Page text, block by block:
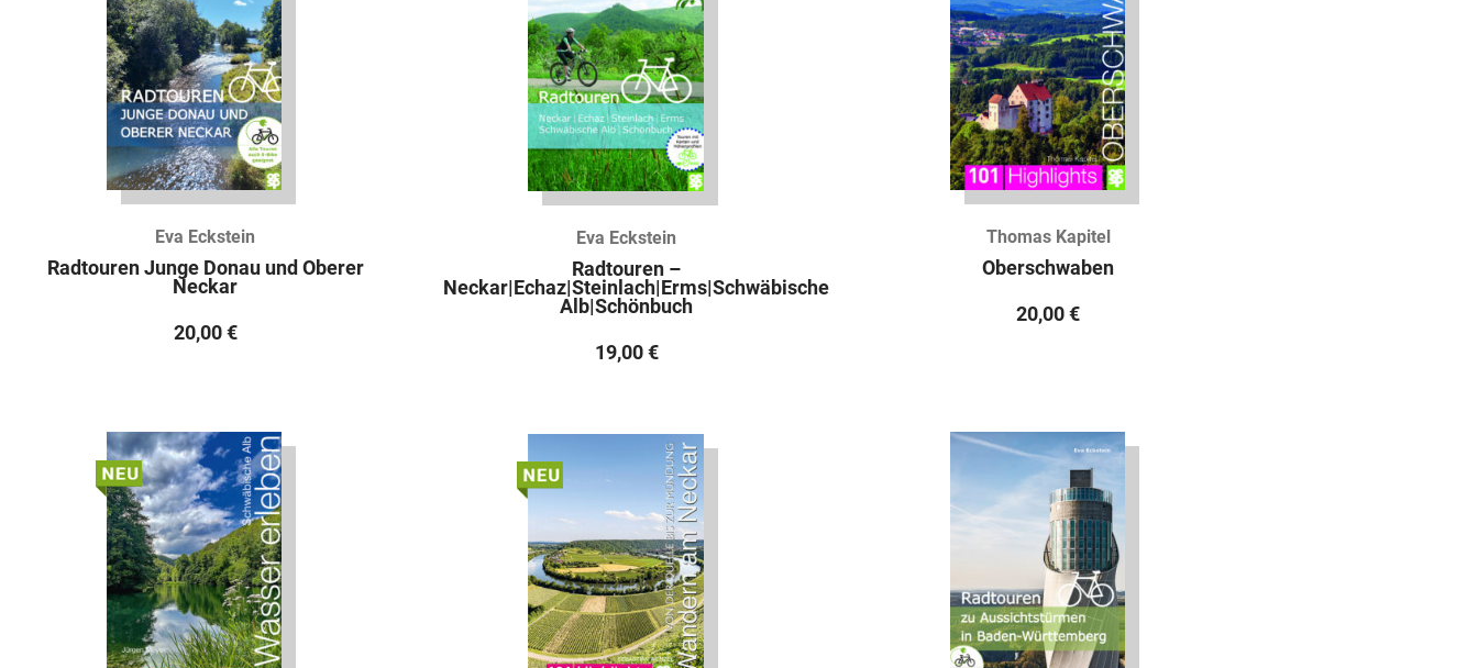
Eva Eckstein
Radtouren Junge Donau und Oberer
Neckar
20,00 €
Eva Eckstein
Radtouren –
Neckar|Echaz|Steinlach|Erms|Schwäbische
Alb|Schönbuch
19,00 €
Thomas Kapitel
Oberschwaben
20,00€